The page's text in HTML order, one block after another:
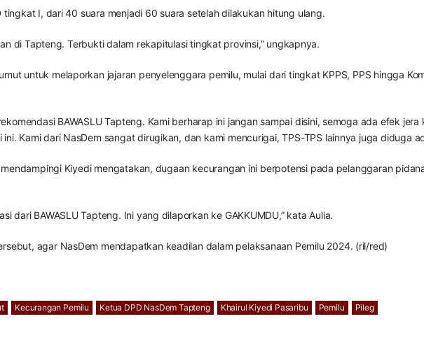
I, dari 40 suara menjadi 60 suara setelah dilakukan hitung ulang.
di Tapteng. Terbukti dalam rekapitulasi tingkat provinsi,” ungkapnya.
untuk melaporkan jajaran penyelenggara pemilu, mulai dari tingkat KPPS, PPS hingga
BAWASLU Tapteng. Kami berharap ini jangan sampai disini, semoga ada efek
Kami dari NasDem sangat dirugikan, dan kami mencurigai, TPS-TPS lainnya juga diduga
Kiyedi mengatakan, dugaan kecurangan ini berpotensi pada pelanggaran
dari BAWASLU Tapteng. Ini yang dilaporkan ke GAKKUMDU,” kata Aulia.
agar NasDem mendapatkan keadilan dalam pelaksanaan Pemilu 2024. (ril/red)
Kecurangan Pemilu Ketua DPD NasDem Tapteng Khairul Kiyedi Pasaribu Pemilu Pileg